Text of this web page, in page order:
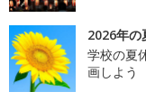
2026年の
学校の夏
画しよう